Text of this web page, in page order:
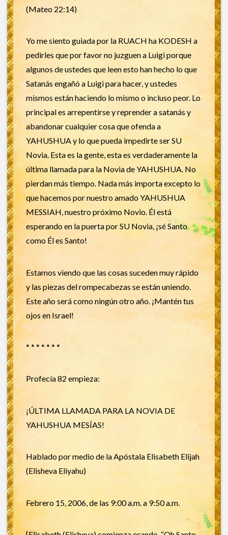
(Mateo 22:14)
Yo me siento guiada por la RUACH ha KODESH a
pedirles que por favor no juzguen a Luigi porque
algunos de ustedes que leen esto han hecho lo que
Satanás engañó a Luigi para hacer, y ustedes
mismos están haciendo lo mismo o incluso peor. Lo
principal es arrepentirse y reprender a satanás y
abandonar cualquier cosa que ofenda a
YAHUSHUA y lo que pueda impedirte ser SU
Novia. Esta es la gente, esta es verdaderamente la
última llamada para la Novia de YAHUSHUA. No
pierdan más tiempo. Nada más importa excepto lo
que hacemos por nuestro amado YAHUSHUA
MESSIAH, nuestro próximo Novio. Él está
esperando en la puerta por SU Novia, ¡sé Santo
como Él es Santo!
Estamos viendo que las cosas suceden muy rápido
y las piezas del rompecabezas se están uniendo.
Este año será como ningún otro año. ¡Mantén tus
ojos en Israel!
* * * * * * *
Profecía 82 empieza:
¡ÚLTIMA LLAMADA PARA LA NOVIA DE
YAHUSHUA MESÍAS!
Hablado por medio de la Apóstala Elisabeth Elijah
(Elisheva Eliyahu)
Febrero 15, 2006, de las 9:00 a.m. a 9:50 a.m.